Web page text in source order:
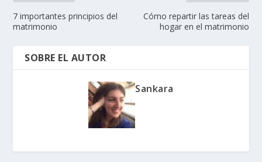
7 importantes principios del
matrimonio
Cómo repartir las tareas del
hogar en el matrimonio
SOBRE EL AUTOR
Sankara